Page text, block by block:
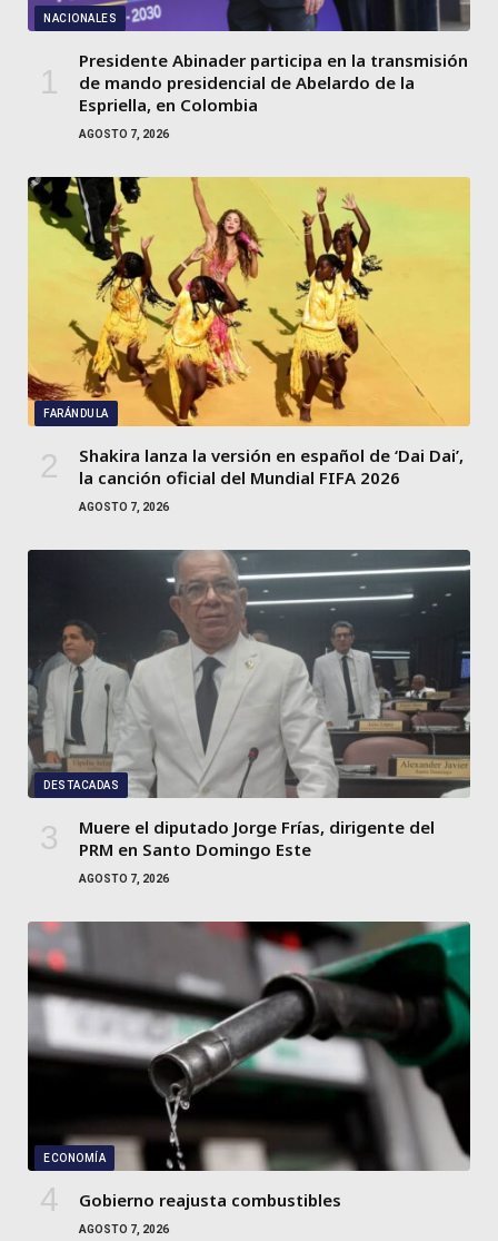
NACIONALES
Presidente Abinader participa en la transmisión
de mando presidencial de Abelardo de la
Espriella, en Colombia
AGOSTO 7, 2026
FARÁNDULA
Shakira lanza la versión en español de ‘Dai Dai’,
la canción oficial del Mundial FIFA 2026
AGOSTO 7, 2026
DESTACADAS
Muere el diputado Jorge Frías, dirigente del
PRM en Santo Domingo Este
AGOSTO 7, 2026
ECONOMÍA
Gobierno reajusta combustibles
AGOSTO 7, 2026